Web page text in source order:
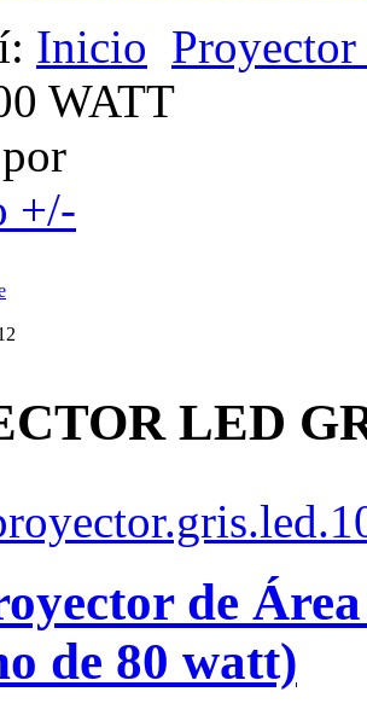
Inicio
WATT
+/-
LED
de
de 80 watt)